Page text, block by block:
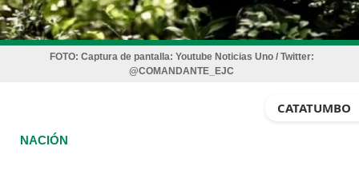
FOTO: Captura de pantalla: Youtube Noticias Uno / Twitter:
@COMANDANTE_EJC
CATATUMBO
NACIÓN